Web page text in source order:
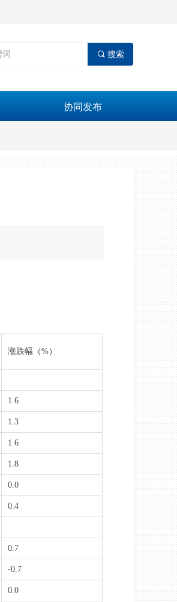
끠 搜索
协同发布
涨跌幅（%）
1.6
1.3
1.6
1.8
0.0
0.4
0.7
-0.7
0.0